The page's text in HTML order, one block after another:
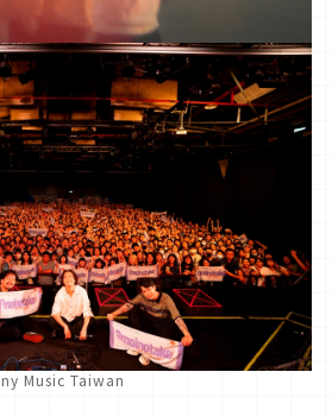
Music Taiwan